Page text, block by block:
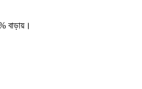
বাড়ায়।